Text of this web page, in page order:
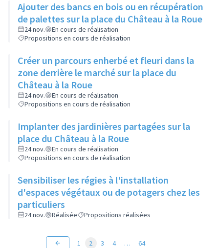
Ajouter des bancs en bois ou en récupération
de palettes sur la place du Château à la Roue
24 nov.
En cours de réalisation
Propositions en cours de réalisation
Créer un parcours enherbé et fleuri dans la
zone derrière le marché sur la place du
Château à la Roue
24 nov.
En cours de réalisation
Propositions en cours de réalisation
Implanter des jardinières partagées sur la
place du Château à la Roue
24 nov.
En cours de réalisation
Propositions en cours de réalisation
Sensibiliser les régies à l'installation
d'espaces végétaux ou de potagers chez les
particuliers
24 nov. Réalisée Propositions réalisées
1 2 3 4 … 64